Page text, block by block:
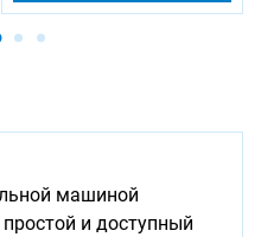
машиной
и доступный